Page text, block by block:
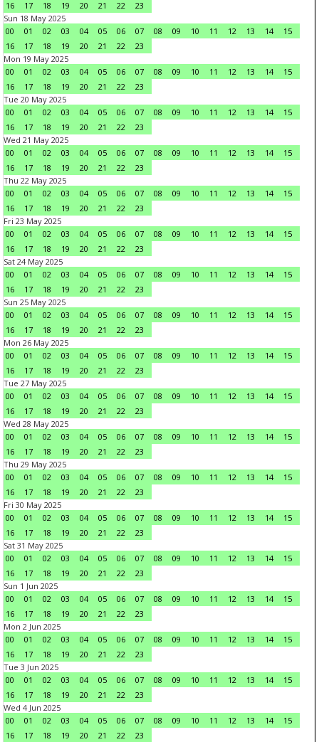
16
17 18 19 20 21 22
23
Sun 18 May 2025
00
01 02 03 04 05 06 07 08 09 10 11 12 13 14
15
16
17 18 19 20 21 22
23
Mon 19 May 2025
00
01 02 03 04 05 06 07 08 09 10 11 12 13 14
15
16
17 18 19 20 21 22
23
Tue 20 May 2025
00
01 02 03 04 05 06 07 08 09 10 11 12 13 14
15
16
17 18 19 20 21 22
23
Wed 21 May 2025
00
01 02 03 04 05 06 07 08 09 10 11 12 13 14
15
16
17 18 19 20 21 22
23
Thu 22 May 2025
00
01 02 03 04 05 06 07 08 09 10 11 12 13 14
15
16
17 18 19 20 21 22
23
Fri 23 May 2025
00
01 02 03 04 05 06 07 08 09 10 11 12 13 14
15
16
17 18 19 20 21 22
23
Sat 24 May 2025
00
01 02 03 04 05 06 07 08 09 10 11 12 13 14
15
16
17 18 19 20 21 22
23
Sun 25 May 2025
00
01 02 03 04 05 06 07 08 09 10 11 12 13 14
15
16
17 18 19 20 21 22
23
Mon 26 May 2025
00
01 02 03 04 05 06 07 08 09 10 11 12 13 14
15
16
17 18 19 20 21 22
23
Tue 27 May 2025
00
01 02 03 04 05 06 07 08 09 10 11 12 13 14
15
16
17 18 19 20 21 22
23
Wed 28 May 2025
00
01 02 03 04 05 06 07 08 09 10 11 12 13 14
15
16
17 18 19 20 21 22
23
Thu 29 May 2025
00
01 02 03 04 05 06 07 08 09 10 11 12 13 14
15
16
17 18 19 20 21 22
23
Fri 30 May 2025
00
01 02 03 04 05 06 07 08 09 10 11 12 13 14
15
16
17 18 19 20 21 22
23
Sat 31 May 2025
00
01 02 03 04 05 06 07 08 09 10 11 12 13 14
15
16
17 18 19 20 21 22
23
Sun 1 Jun 2025
00
01 02 03 04 05 06 07 08 09 10 11 12 13 14
15
16
17 18 19 20 21 22
23
Mon 2 Jun 2025
00
01 02 03 04 05 06 07 08 09 10 11 12 13 14
15
16
17 18 19 20 21 22
23
Tue 3 Jun 2025
00
01 02 03 04 05 06 07 08 09 10 11 12 13 14
15
16
17 18 19 20 21 22
23
Wed 4 Jun 2025
00
01 02 03 04 05 06 07 08 09 10 11 12 13 14
15
16
17 18 19 20 21 22
23